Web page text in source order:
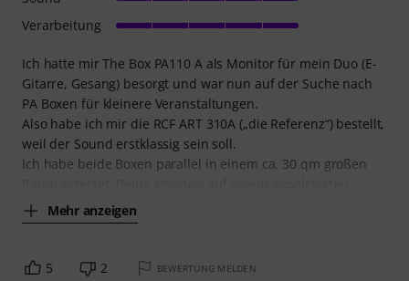
Ich hatte mir The Box PA110 A als Monitor für mein Duo (E-
Gitarre, Gesang) besorgt und war nun auf der Suche nach
PA Boxen für kleinere Veranstaltungen.
Also habe ich mir die RCF ART 310A („die Referenz“) bestellt,
weil der Sound erstklassig sein soll.
Ich habe beide Boxen parallel in einem ca. 30 qm großen
Mehr anzeigen
Verarbeitung
5 2 BEWERTUNG MELDEN